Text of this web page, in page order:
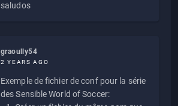
saludos
graoully54
2 YEARS AGO
Exemple de fichier de conf pour la série
des Sensible World of Soccer: